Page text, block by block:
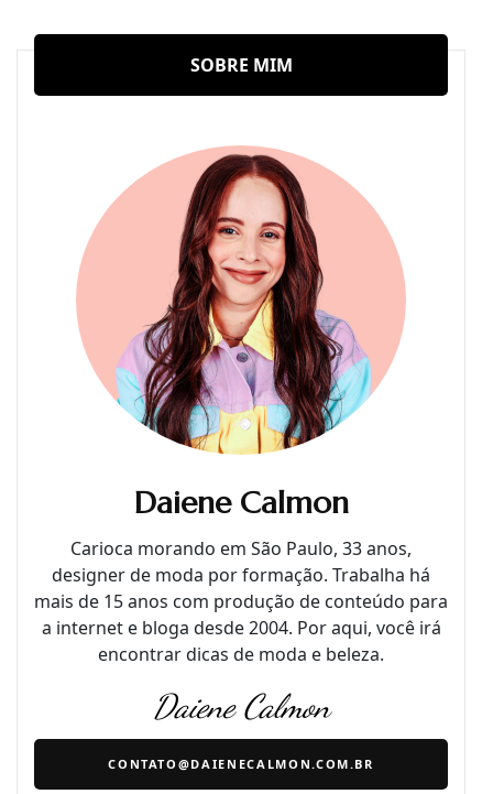
SOBRE MIM
Daiene Calmon
Carioca morando em São Paulo, 33 anos,
designer de moda por formação. Trabalha há
mais de 15 anos com produção de conteúdo para
a internet e bloga desde 2004. Por aqui, você irá
encontrar dicas de moda e beleza.
Daiene Calmon
CONTATO@DAIENECALMON.COM.BR